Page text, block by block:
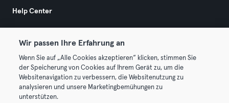
Help Center
© 2026 Urban Sports Group GmbH. All rights reserved.
AGB Datenschutz
Wir passen Ihre Erfahrung an
Wenn Sie auf „Alle Cookies akzeptieren“ klicken, stimmen Sie
der Speicherung von Cookies auf Ihrem Gerät zu, um die
Websitenavigation zu verbessern, die Websitenutzung zu
analysieren und unsere Marketingbemühungen zu
unterstützen.